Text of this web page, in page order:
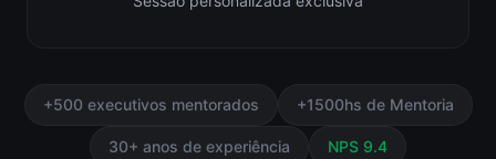
+500 executivos mentorados +1500hs de Mentoria
30+ anos de experiência NPS 9.4